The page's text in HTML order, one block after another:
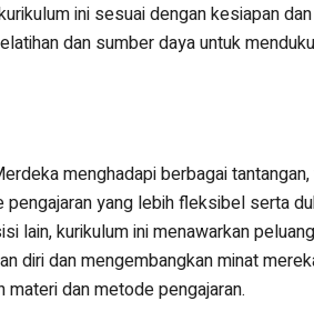
ini sesuai dengan kesiapan
dan sumber daya untuk
menghadapi berbagai
yang lebih fleksibel serta
lain, kurikulum ini menawarkan
diri dan mengembangkan minat
dan metode pengajaran.